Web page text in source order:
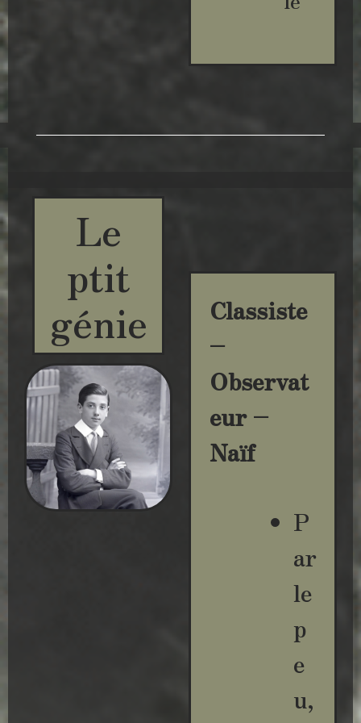
Le
ptit
génie
Classiste
–
Observat
eur –
Naïf
P
ar
le
p
e
u,